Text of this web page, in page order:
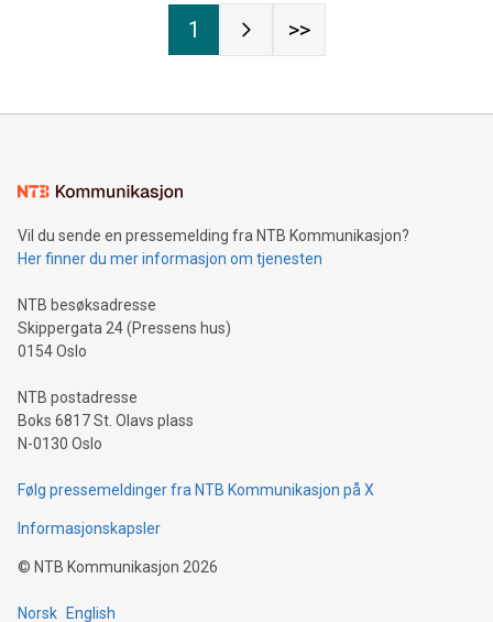
1 >>
Vil du sende en pressemelding fra NTB Kommunikasjon?
Her finner du mer informasjon om tjenesten
NTB besøksadresse
Skippergata 24 (Pressens hus)
0154 Oslo
NTB postadresse
Boks 6817 St. Olavs plass
N-0130 Oslo
Følg pressemeldinger fra NTB Kommunikasjon på X
Informasjonskapsler
© NTB Kommunikasjon 2026
Norsk English